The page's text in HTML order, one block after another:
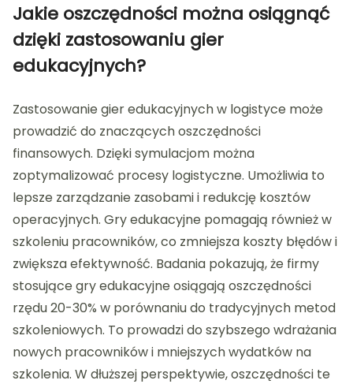
Jakie oszczędności można osiągnąć
dzięki zastosowaniu gier
edukacyjnych?
Zastosowanie gier edukacyjnych w logistyce może
prowadzić do znaczących oszczędności
finansowych. Dzięki symulacjom można
zoptymalizować procesy logistyczne. Umożliwia to
lepsze zarządzanie zasobami i redukcję kosztów
operacyjnych. Gry edukacyjne pomagają również w
szkoleniu pracowników, co zmniejsza koszty błędów i
zwiększa efektywność. Badania pokazują, że firmy
stosujące gry edukacyjne osiągają oszczędności
rzędu 20-30% w porównaniu do tradycyjnych metod
szkoleniowych. To prowadzi do szybszego wdrażania
nowych pracowników i mniejszych wydatków na
szkolenia. W dłuższej perspektywie, oszczędności te